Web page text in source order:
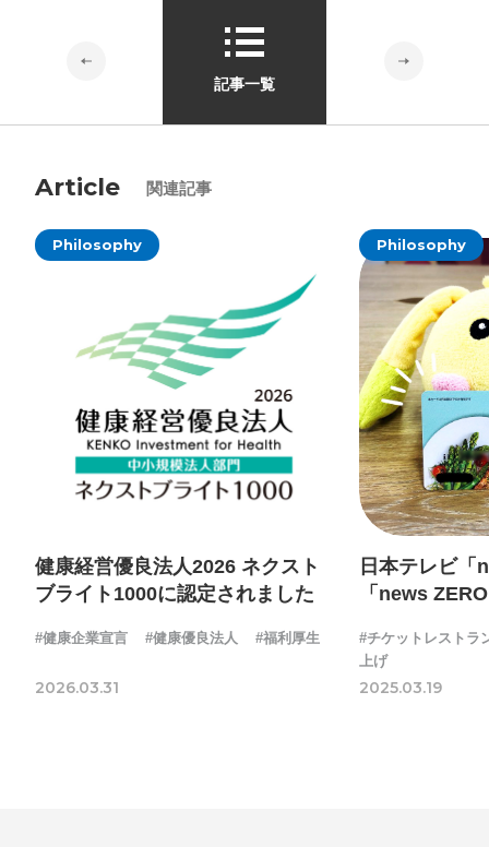
記事一覧
Article 関連記事
Philosophy
健康経営優良法人2026 ネクスト
ブライト1000に認定されました
#健康企業宣言 #健康優良法人 #福利厚生
2026.03.31
Philosophy
日本テレビ「
「news
#チケットレストラ
上げ
2025.03.19